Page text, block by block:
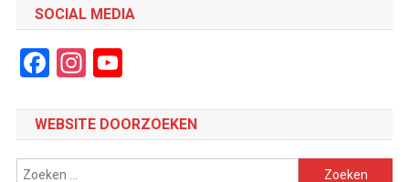
SOCIAL MEDIA
Facebook
Instagram
YouTube
WEBSITE DOORZOEKEN
Zoeken